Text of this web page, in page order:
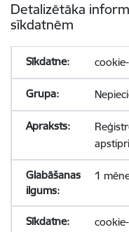
Detalizētāka
sīkdatnēm
1